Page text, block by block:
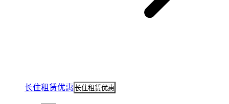
长住租赁优惠 长住租赁优惠